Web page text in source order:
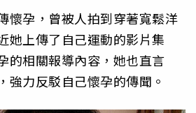
懷孕，曾被人拍到穿著寬鬆洋
她上傳了自己運動的影片集
的相關報導內容，她也直言
強力反駁自己懷孕的傳聞。